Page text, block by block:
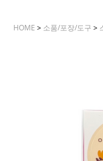
HOME > 소품/포장/도구 >